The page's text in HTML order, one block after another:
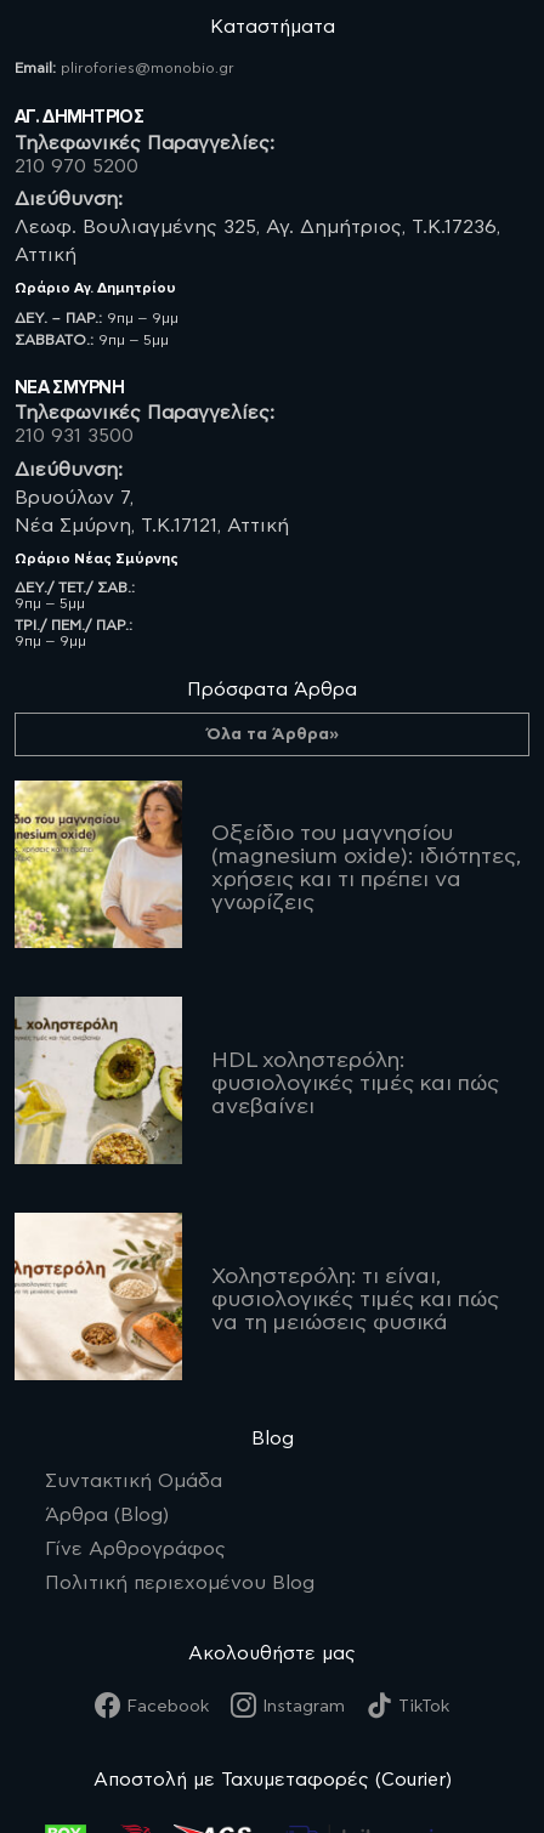
Καταστήματα
Email: plirofories@monobio.gr
ΑΓ. ΔΗΜΗΤΡΙΟΣ
Τηλεφωνικές Παραγγελίες:
210 970 5200
Διεύθυνση:
Λεωφ. Βουλιαγμένης 325, Αγ. Δημήτριος, Τ.Κ.17236,
Αττική
Ωράριο Αγ. Δημητρίου
ΔΕΥ. – ΠΑΡ.: 9πμ – 9μμ
ΣΑΒBATO.: 9πμ – 5μμ
ΝΈΑ ΣΜΥΡΝΗ
Τηλεφωνικές Παραγγελίες:
210 931 3500
Διεύθυνση:
Βρυούλων 7,
Νέα Σμύρνη, Τ.Κ.17121, Αττική
Ωράριο Νέας Σμύρνης
ΔΕΥ./ ΤΕΤ./ ΣΑΒ.:
9πμ – 5μμ
ΤΡΙ./ ΠΕΜ./ ΠΑΡ.:
9πμ – 9μμ
Πρόσφατα Άρθρα
Όλα τα Άρθρα»
Οξείδιο του μαγνησίου
(magnesium oxide): ιδιότητες,
χρήσεις και τι πρέπει να
γνωρίζεις
HDL χοληστερόλη:
φυσιολογικές τιμές και πώς
ανεβαίνει
Χοληστερόλη: τι είναι,
φυσιολογικές τιμές και πώς
να τη μειώσεις φυσικά
Blog
Συντακτική Ομάδα
Άρθρα (Blog)
Γίνε Αρθρογράφος
Πολιτική περιεχομένου Blog
Ακολουθήστε μας
Facebook Instagram TikTok
Αποστολή με Ταχυμεταφορές (Courier)